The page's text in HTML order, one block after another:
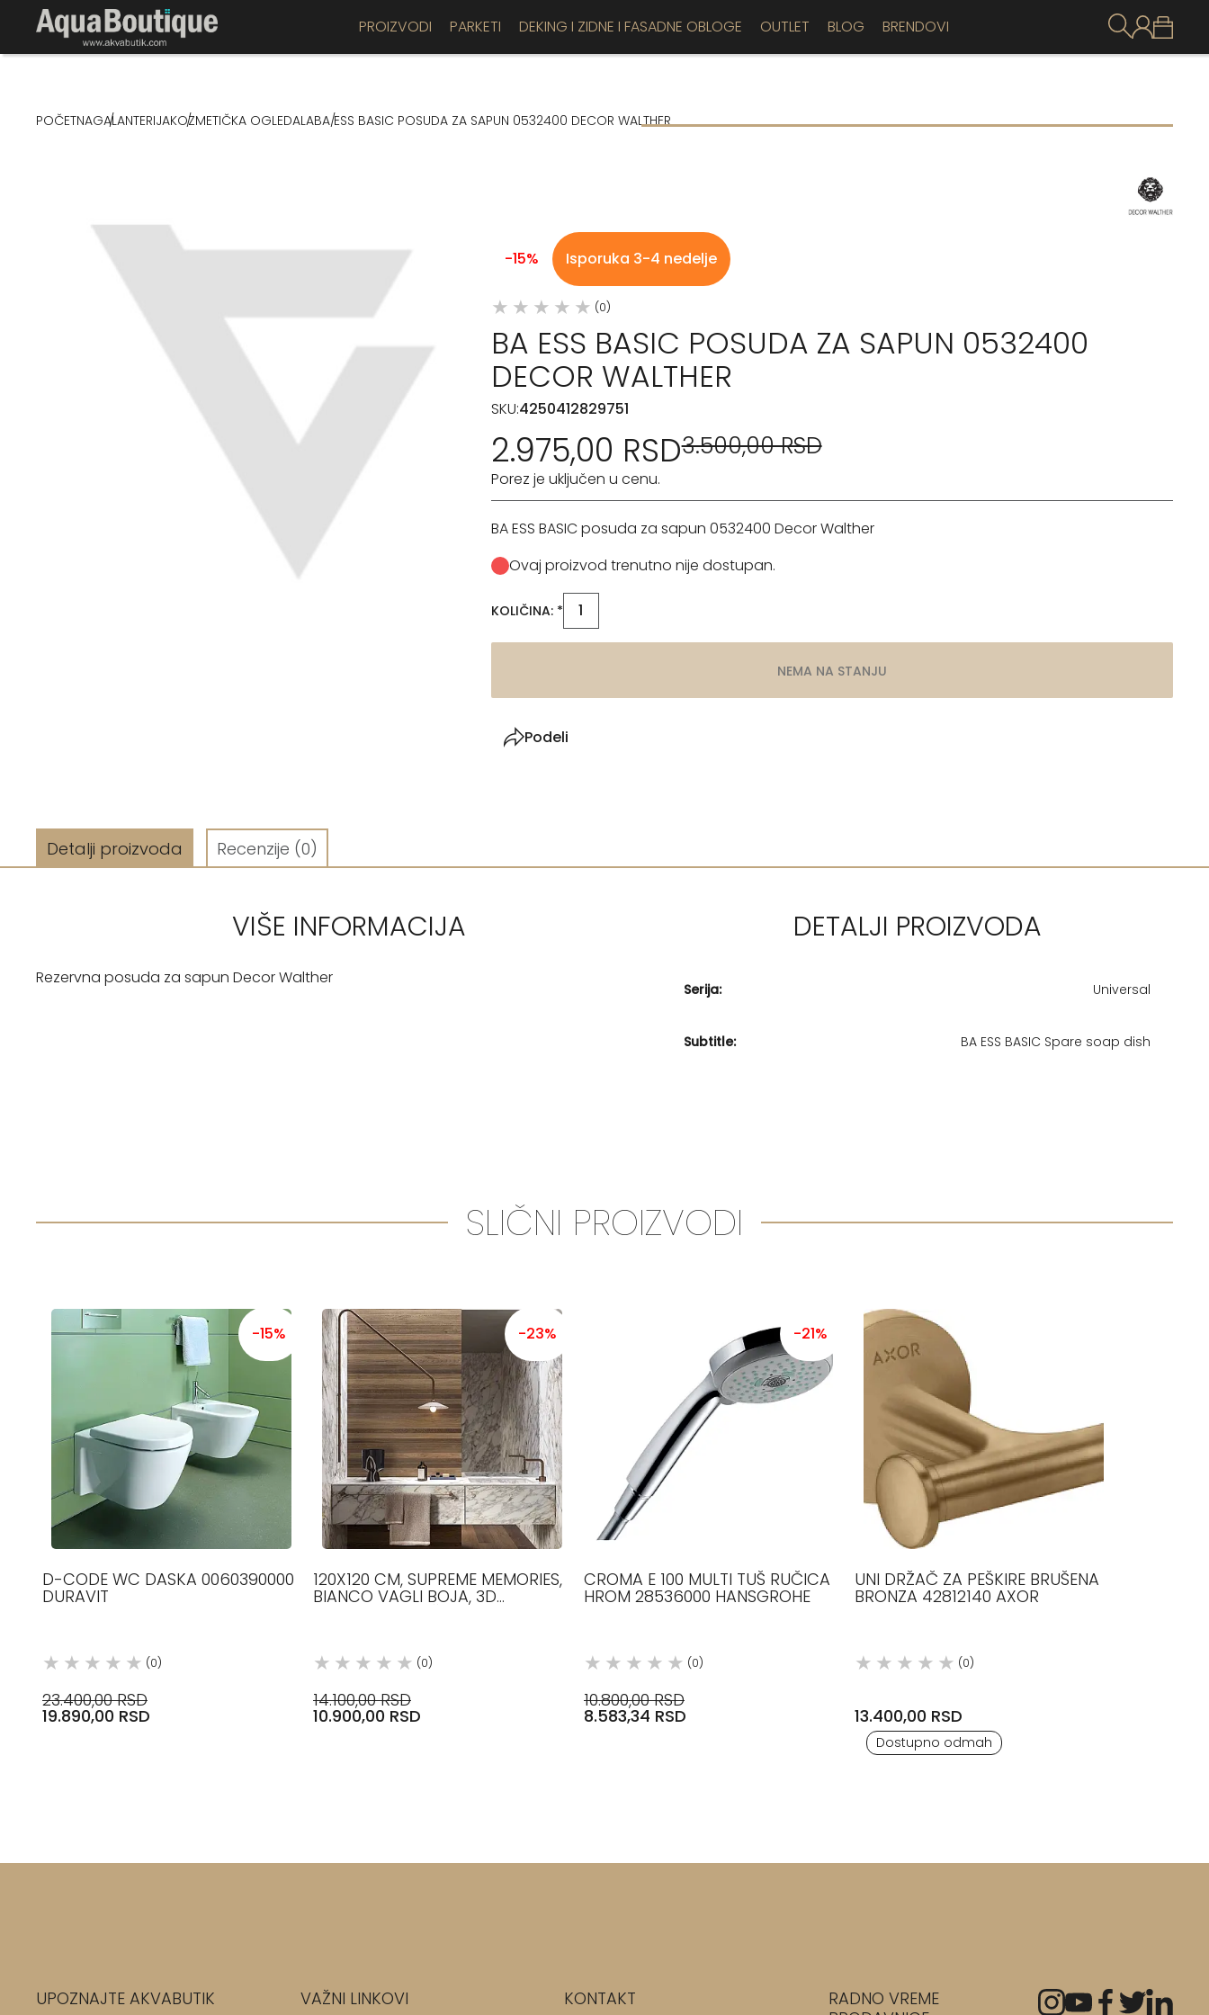
PROIZVODI PARKETI DEKING I ZIDNE I FASADNE OBLOGE OUTLET BLOG BRENDOVI
POČETNAGALANTERIJAKOZMETIČKA OGLEDALABA ESS BASIC POSUDA ZA SAPUN 0532400 DECOR WALTHER
-15% Isporuka 3-4 nedelje
(0)
BA ESS BASIC POSUDA ZA SAPUN 0532400
DECOR WALTHER
SKU:4250412829751
2.975,00 RSD3.500,00 RSD
Porez je uključen u cenu.
BA ESS BASIC posuda za sapun 0532400 Decor Walther
Ovaj proizvod trenutno nije dostupan.
KOLIČINA: *
NEMA NA STANJU
Podeli
Detalji proizvoda Recenzije (0)
VIŠE INFORMACIJA
Rezervna posuda za sapun Decor Walther
DETALJI PROIZVODA
Serija: Universal
Subtitle: BA ESS BASIC Spare soap dish
SLIČNI PROIZVODI
-15%
D-CODE WC DASKA 0060390000
DURAVIT
(0)
23.400,00 RSD
19.890,00 RSD
-23%
120X120 CM, SUPREME MEMORIES,
BIANCO VAGLI BOJA, 3D
(0)
14.100,00 RSD
10.900,00 RSD
-21%
CROMA E 100 MULTI TUŠ RUČICA
HROM 28536000 HANSGROHE
(0)
10.800,00 RSD
8.583,34 RSD
UNI DRŽAČ ZA PEŠKIRE BRUŠENA
BRONZA 42812140 AXOR
(0)
13.400,00 RSD
Dostupno odmah
UPOZNAJTE AKVABUTIK VAŽNI LINKOVI KONTAKT
RADNO VREME